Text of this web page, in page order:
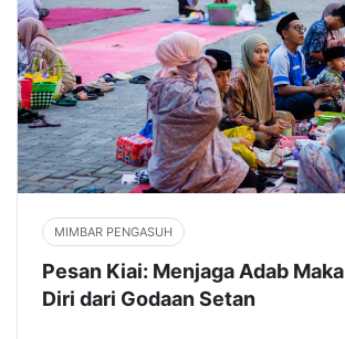
MIMBAR PENGASUH
Pesan Kiai: Menjaga Adab
Diri dari Godaan Setan